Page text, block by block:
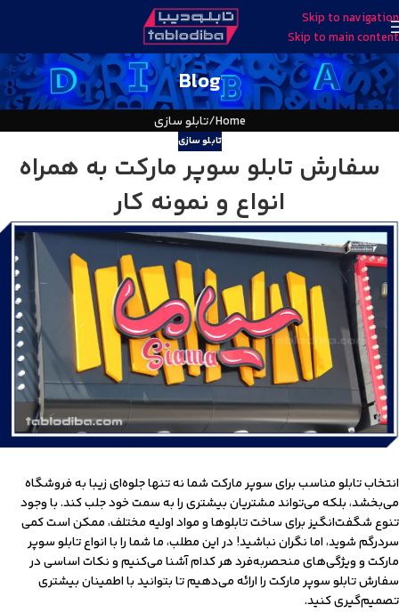
Skip to navigation
Skip to main content
Blog
Home تابلو سازی
تابلو سازی
سفارش تابلو سوپر مارکت به همراه
انواع و نمونه کار
انتخاب تابلو مناسب برای سوپر مارکت شما نه تنها جلوه‌ای زیبا به فروشگاه
می‌بخشد، بلکه می‌تواند مشتریان بیشتری را به سمت خود جلب کند. با وجود
تنوع شگفت‌انگیز برای ساخت تابلوها و مواد اولیه مختلف، ممکن است کمی
سردرگم شوید، اما نگران نباشید! در این مطلب، ما شما را با انواع تابلو سوپر
مارکت و ویژگی‌های منحصربه‌فرد هر کدام آشنا می‌کنیم و نکات اساسی در
سفارش تابلو سوپر مارکت را ارائه می‌دهیم تا بتوانید با اطمینان بیشتری
تصمیم‌گیری کنید.